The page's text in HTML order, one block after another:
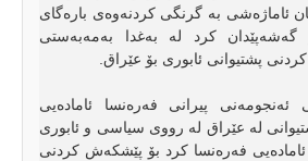
ئاماژەشی بە گرنگی کردنەوەی بارەگای
گەشەپێدان کرد لە بەغدا بەمەبەستی
پشتیوانی ئابوری بۆ عێراق.
پیرانی فەرەنسا ئامادەیی
لە عێراق لە رووی سیاسی و ئابوری
فەرەنسا کرد بۆ پێشکەش کردنی